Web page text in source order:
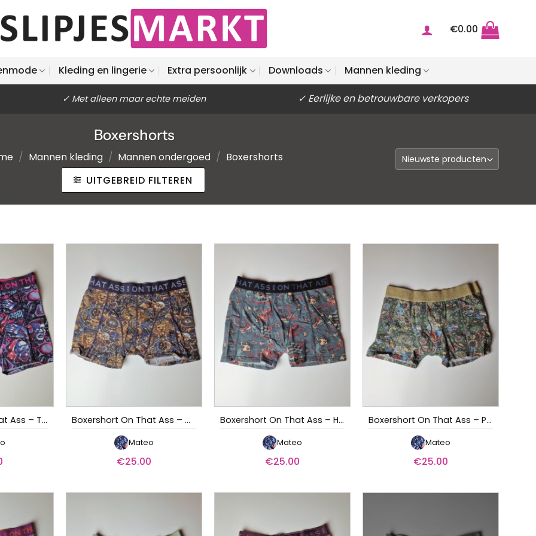
€0.00
Kleding en lingerie Extra persoonlijk Downloads Mannen kleding
✓ Met alleen maar echte meiden ✓ Eerlijke en betrouwbare verkopers
Boxershorts
/ Mannen kleding / Mannen ondergoed / Boxershorts
UITGEBREID FILTEREN
Boxershort On That Ass – Twilight Boxershort On That Ass – Galaxy
Mateo
€25.00
Boxershort On That Ass – Hardy
Mateo
€25.00
Boxershort On That Ass – Pepper
Mateo
€25.00